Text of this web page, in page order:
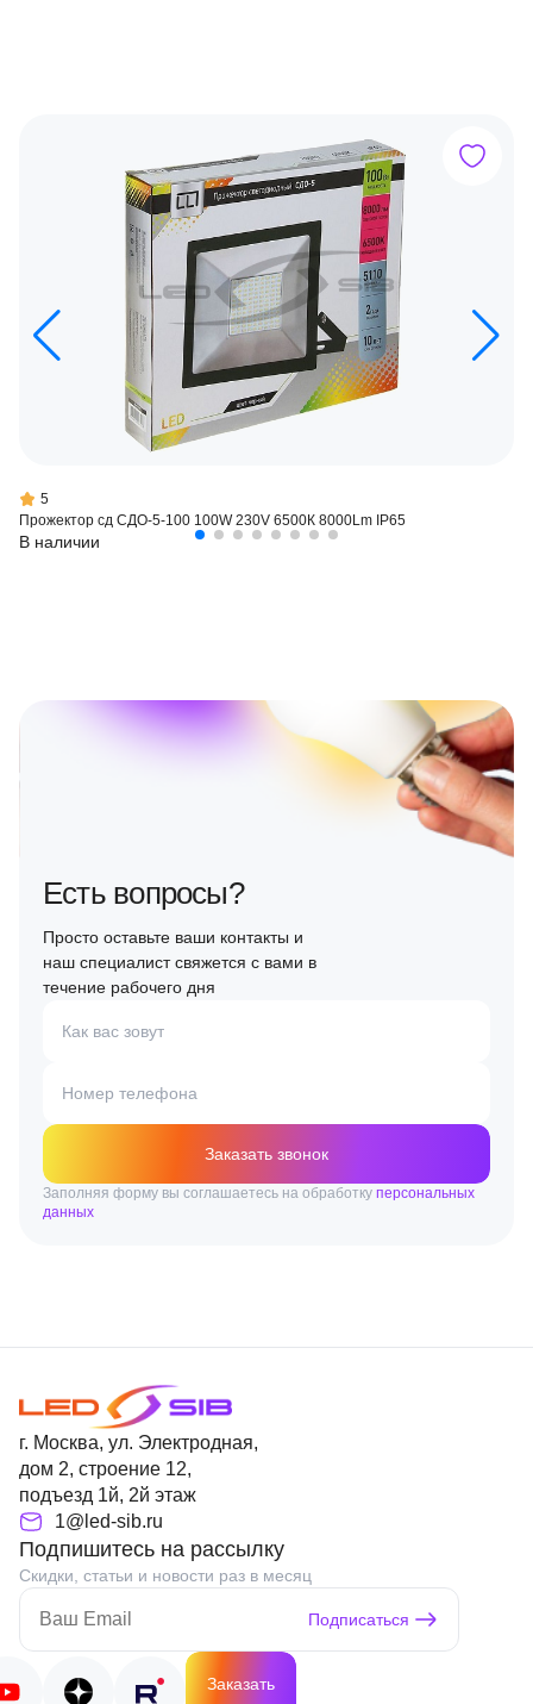
5
Прожектор сд СДО-5-100 100W 230V 6500К 8000Lm IP65
В наличии
Есть вопросы?
Просто оставьте ваши контакты и
наш специалист свяжется с вами в
течение рабочего дня
Как вас зовут
Номер телефона
Заказать звонок
Заполняя форму вы соглашаетесь на обработку персональных
данных
г. Москва, ул. Электродная,
дом 2, строение 12,
подъезд 1й, 2й этаж
1@led-sib.ru
Подпишитесь на рассылку
Скидки, статьи и новости раз в месяц
Подписаться
Заказать